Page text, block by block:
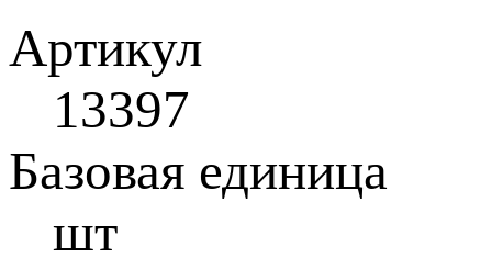
Артикул
13397
Базовая единица
шт